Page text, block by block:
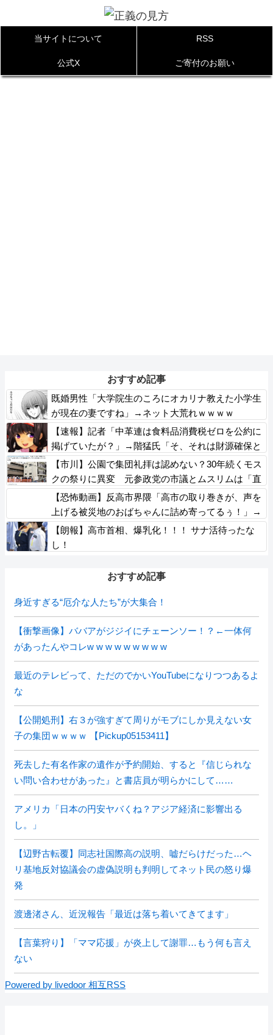
当サイトについて RSS
公式X ご寄付のお願い
おすすめ記事
既婚男性「大学院生のころにオカリナ教えた小学生
が現在の妻ですね」→ネット大荒れｗｗｗｗ
【速報】記者「中革連は食料品消費税ゼロを公約に
掲げていたが？」→階猛氏「そ、それは財源確保と
いう条件付き」
【市川】公園で集団礼拝は認めない？30年続くモス
クの祭りに異変 元参政党の市議とムスリムは「直
接話そう」 ＳＮＳと地元に温度差
【恐怖動画】反高市界隈「高市の取り巻きが、声を
上げる被災地のおばちゃんに詰め寄ってるぅ！」→
よく聞くと何やらヤバいことを言っていると話題
に…
【朗報】高市首相、爆乳化！！！ サナ活待ったな
し！
おすすめ記事
身近すぎる“厄介な人たち”が大集合！
【衝撃画像】ババアがジジイにチェーンソー！？←一体何
があったんやコレw w w w w w w w w
最近のテレビって、ただのでかいYouTubeになりつつあるよ
な
【公開処刑】右３が強すぎて周りがモブにしか見えない女
子の集団ｗｗｗｗ 【Pickup05153411】
死去した有名作家の遺作が予約開始、すると『信じられな
い問い合わせがあった』と書店員が明らかにして……
アメリカ「日本の円安ヤバくね？アジア経済に影響出る
し。」
【辺野古転覆】同志社国際高の説明、嘘だらけだった…ヘ
リ基地反対協議会の虚偽説明も判明してネット民の怒り爆
発
渡邊渚さん、近況報告「最近は落ち着いてきてます」
【言葉狩り】「ママ応援」が炎上して謝罪…もう何も言え
ない
Powered by livedoor 相互RSS